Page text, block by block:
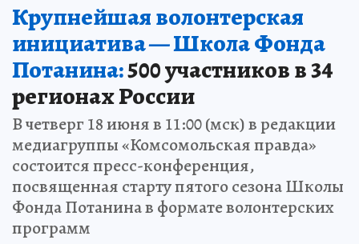
Крупнейшая волонтерская
инициатива — Школа Фонда
Потанина:500 участников в 34
регионах России
В четверг 18 июня в 11:00 (мск) в редакции
медиагруппы «Комсомольская правда»
состоится пресс-конференция,
посвященная старту пятого сезона Школы
Фонда Потанина в формате волонтерских
программ